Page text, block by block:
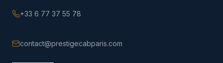
+33 6 77 37 55 78
contact@prestigecabparis.com